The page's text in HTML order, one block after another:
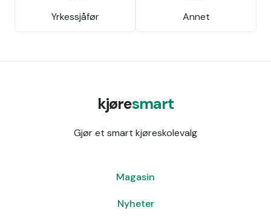
Yrkessjåfør Annet
kjøresmart
Gjør et smart kjøreskolevalg
Magasin
Nyheter